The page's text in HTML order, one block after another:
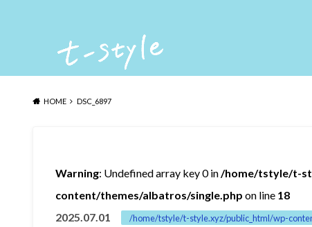
HOME DSC_6897
Warning: Undefined array key 0 in/home/tstyle/t-
content/themes/albatros/single.php on line 18
2025.07.01
/home/tstyle/t-style.xyz/public_html/wp-